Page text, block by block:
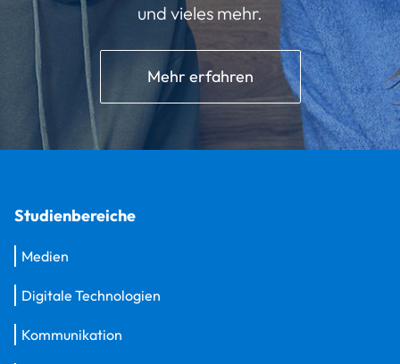
und vieles mehr.
Mehr erfahren
Studienbereiche
Medien
Digitale Technologien
Kommunikation